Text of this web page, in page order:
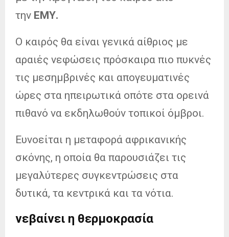
την ΕΜΥ.
Ο καιρός θα είναι γενικά αίθριος με
αραιές νεφώσεις πρόσκαιρα πιο πυκνές
τις μεσημβρινές και απογευματινές
ώρες στα ηπειρωτικά οπότε στα ορεινά
πιθανό να εκδηλωθούν τοπικοί όμβροι.
Ευνοείται η μεταφορά αφρικανικής
σκόνης, η οποία θα παρουσιάζει τις
μεγαλύτερες συγκεντρώσεις στα
δυτικά, τα κεντρικά και τα νότια.
νεβαίνει η θερμοκρασία